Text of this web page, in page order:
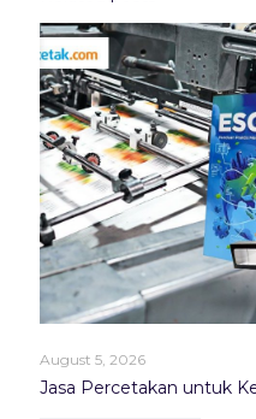
August 5, 2026
Jasa Percetakan untuk